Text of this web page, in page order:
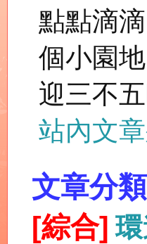
點點滴
個小園
迎三不
站內文
文章分類
[綜合]